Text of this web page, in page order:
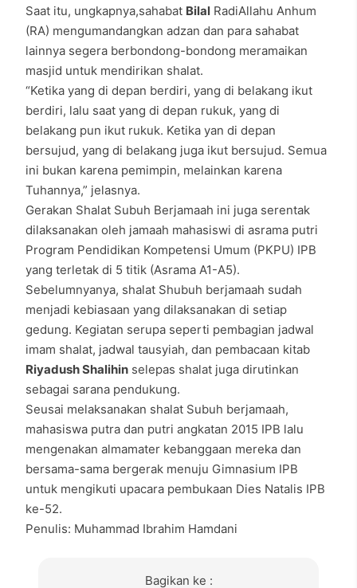
Saat itu, ungkapnya,sahabat Bilal RadiAllahu Anhum
(RA) mengumandangkan adzan dan para sahabat
lainnya segera berbondong-bondong meramaikan
masjid untuk mendirikan shalat.
“Ketika yang di depan berdiri, yang di belakang ikut
berdiri, lalu saat yang di depan rukuk, yang di
belakang pun ikut rukuk. Ketika yan di depan
bersujud, yang di belakang juga ikut bersujud. Semua
ini bukan karena pemimpin, melainkan karena
Tuhannya,” jelasnya.
Gerakan Shalat Subuh Berjamaah ini juga serentak
dilaksanakan oleh jamaah mahasiswi di asrama putri
Program Pendidikan Kompetensi Umum (PKPU) IPB
yang terletak di 5 titik (Asrama A1-A5).
Sebelumnyanya, shalat Shubuh berjamaah sudah
menjadi kebiasaan yang dilaksanakan di setiap
gedung. Kegiatan serupa seperti pembagian jadwal
imam shalat, jadwal tausyiah, dan pembacaan kitab
Riyadush Shalihin selepas shalat juga dirutinkan
sebagai sarana pendukung.
Seusai melaksanakan shalat Subuh berjamaah,
mahasiswa putra dan putri angkatan 2015 IPB lalu
mengenakan almamater kebanggaan mereka dan
bersama-sama bergerak menuju Gimnasium IPB
untuk mengikuti upacara pembukaan Dies Natalis IPB
ke-52.
Penulis: Muhammad Ibrahim Hamdani
Bagikan ke :